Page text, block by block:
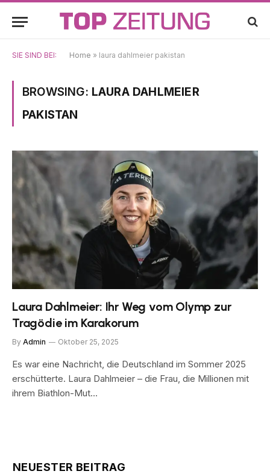
SIE SIND BEI: Home » laura dahlmeier pakistan
BROWSING: LAURA DAHLMEIER
PAKISTAN
Laura Dahlmeier: Ihr Weg vom Olymp zur
Tragödie im Karakorum
By Admin Oktober 25, 2025
Es war eine Nachricht, die Deutschland im Sommer 2025
erschütterte. Laura Dahlmeier – die Frau, die Millionen mit
ihrem Biathlon-Mut…
NEUESTER BEITRAG